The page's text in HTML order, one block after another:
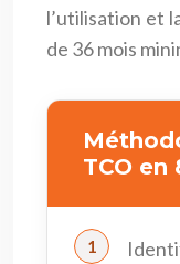
l’utilisation et
de 36 mois
TCO en